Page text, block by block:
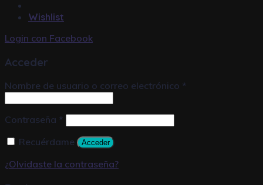
Wishlist
Login con Facebook
Acceder
Nombre de usuario o correo electrónico *
Contraseña *
Recuérdame
Acceder
¿Olvidaste la contraseña?